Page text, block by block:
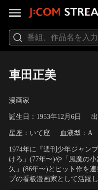
車田正美
漫画家
誕生日：1953年12月6日
星座：いて座 血液型：A
1974年に『週刊少年ジャン
けろ」(77年〜)や「風魔の
矢」(86年〜)とヒット作を
プの看板漫画家として活躍し